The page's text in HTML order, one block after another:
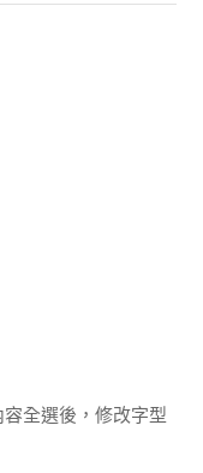
全選後，修改字型